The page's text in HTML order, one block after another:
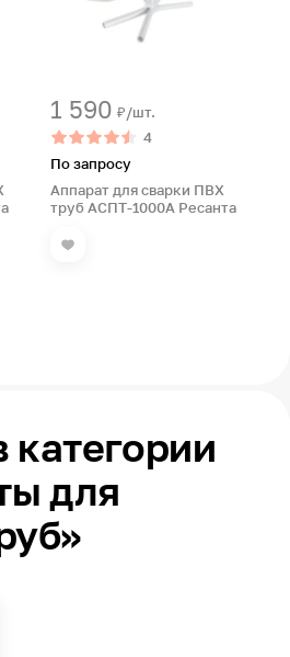
1 590 ₽/шт.
4
По запросу
Аппарат для сварки ПВХ
труб АСПТ-1000А Ресанта
для